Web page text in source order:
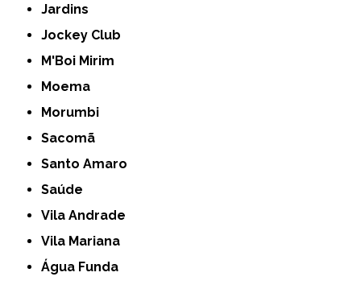
Jardins
Jockey Club
M'Boi Mirim
Moema
Morumbi
Sacomã
Santo Amaro
Saúde
Vila Andrade
Vila Mariana
Água Funda